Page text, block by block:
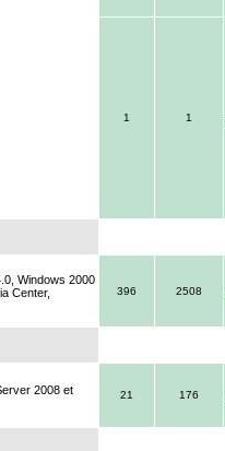
1 1
Windows 2000
Center,
396 2508
2008 et
21 176